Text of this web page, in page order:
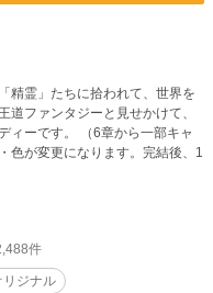
精霊」たちに拾われて、世界を
道ファンタジーと見せかけて、
ィーです。 （6章から一部キャ
色が変更になります。完結後、1
件
リジナル